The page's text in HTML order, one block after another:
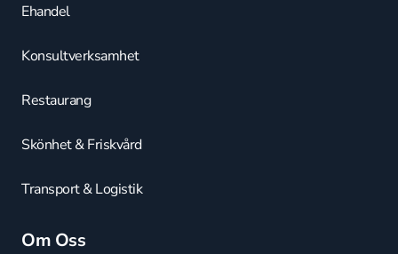
Ehandel
Konsultverksamhet
Restaurang
Skönhet & Friskvård
Transport & Logistik
Om Oss